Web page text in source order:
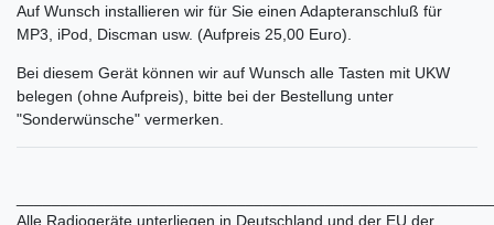
Auf Wunsch installieren wir für Sie einen Adapteranschluß für
MP3, iPod, Discman usw. (Aufpreis 25,00 Euro).
Bei diesem Gerät können wir auf Wunsch alle Tasten mit UKW
belegen (ohne Aufpreis), bitte bei der Bestellung unter
"Sonderwünsche" vermerken.
Alle Radiogeräte unterliegen in Deutschland und der EU der